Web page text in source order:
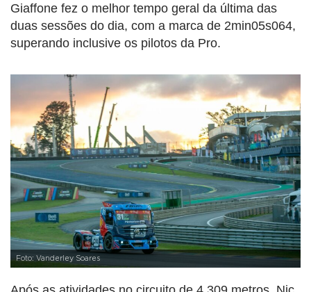
Giaffone fez o melhor tempo geral da última das
duas sessões do dia, com a marca de 2min05s064,
superando inclusive os pilotos da Pro.
Foto: Vanderley Soares